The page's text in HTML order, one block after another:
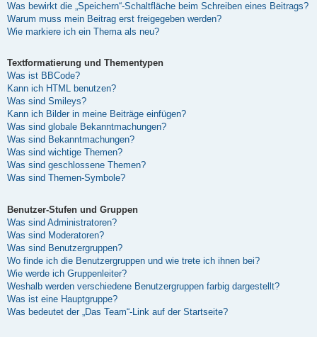
Was bewirkt die „Speichern“-Schaltfläche beim Schreiben eines Beitrags?
Warum muss mein Beitrag erst freigegeben werden?
Wie markiere ich ein Thema als neu?
Textformatierung und Thementypen
Was ist BBCode?
Kann ich HTML benutzen?
Was sind Smileys?
Kann ich Bilder in meine Beiträge einfügen?
Was sind globale Bekanntmachungen?
Was sind Bekanntmachungen?
Was sind wichtige Themen?
Was sind geschlossene Themen?
Was sind Themen-Symbole?
Benutzer-Stufen und Gruppen
Was sind Administratoren?
Was sind Moderatoren?
Was sind Benutzergruppen?
Wo finde ich die Benutzergruppen und wie trete ich ihnen bei?
Wie werde ich Gruppenleiter?
Weshalb werden verschiedene Benutzergruppen farbig dargestellt?
Was ist eine Hauptgruppe?
Was bedeutet der „Das Team“-Link auf der Startseite?